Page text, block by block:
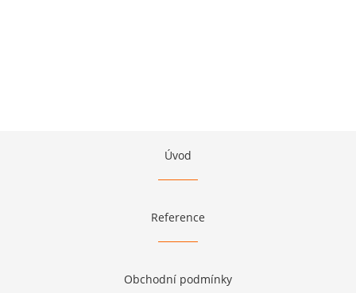
Úvod
Reference
Obchodní podmínky